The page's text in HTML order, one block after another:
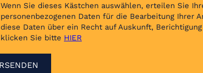
Wenn Sie dieses Kästchen auswählen, erteilen Sie
personenbezogenen Daten für die Bearbeitung Ihrer
diese Daten über ein Recht auf Auskunft,
klicken Sie bitte HIER